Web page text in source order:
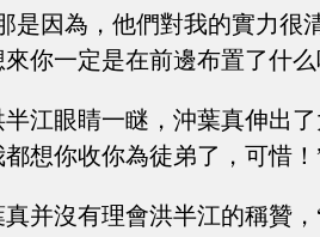
是因為，他們對我的實力很
你一定是在前邊布置了什么
半江眼睛一瞇，沖葉真伸出
想你收你為徒弟了，可惜！
真并沒有理會洪半江的稱贊